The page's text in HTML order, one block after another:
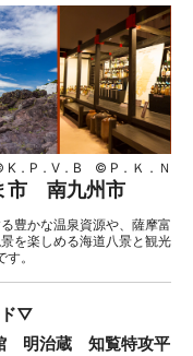
K．P．V．B © P．Ｋ．Ｎ
市 南九州市
豊かな温泉資源や、薩摩富
を楽しめる海道八景と観光
。
ド▽
明治蔵 知覧特攻平